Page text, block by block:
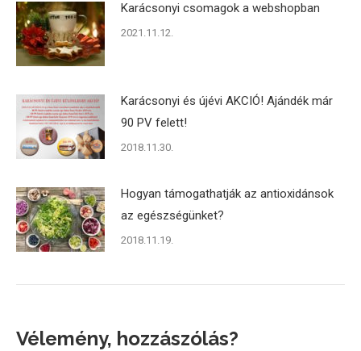
Karácsonyi csomagok a webshopban
2021.11.12.
Karácsonyi és újévi AKCIÓ! Ajándék már
90 PV felett!
2018.11.30.
Hogyan támogathatják az antioxidánsok
az egészségünket?
2018.11.19.
Vélemény, hozzászólás?